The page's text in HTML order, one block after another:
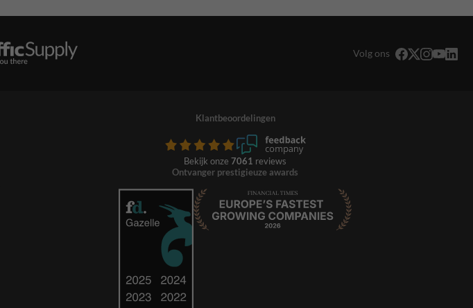
Volg ons
Klantbeoordelingen
Bekijk onze 7061 reviews
Ontvanger prestigieuze awards